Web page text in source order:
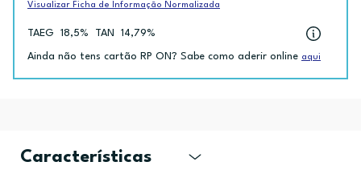
Visualizar Ficha de Informação Normalizada
TAEG 18,5% TAN 14,79%
Ainda não tens cartão RP ON? Sabe como aderir online aqui
Características